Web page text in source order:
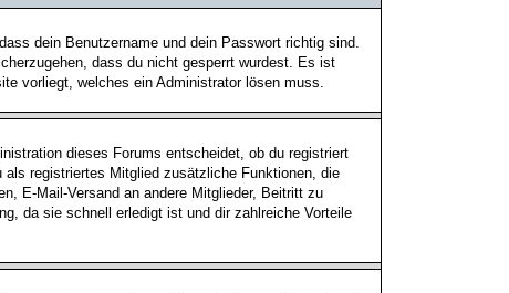
dein Benutzername und dein Passwort richtig sind.
dass du nicht gesperrt wurdest. Es ist
vorliegt, welches ein Administrator lösen muss.
dieses Forums entscheidet, ob du registriert
registriertes Mitglied zusätzliche Funktionen, die
E-Mail-Versand an andere Mitglieder, Beitritt zu
da sie schnell erledigt ist und dir zahlreiche Vorteile